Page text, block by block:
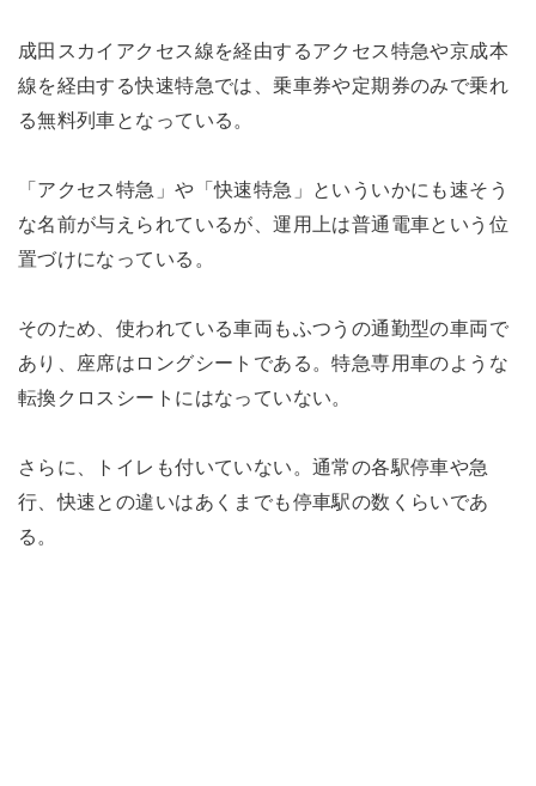
成田スカイアクセス線を経由するアクセス特急や京成本
線を経由する快速特急では、乗車券や定期券のみで乗れ
る無料列車となっている。
「アクセス特急」や「快速特急」といういかにも速そう
な名前が与えられているが、運用上は普通電車という位
置づけになっている。
そのため、使われている車両もふつうの通勤型の車両で
あり、座席はロングシートである。特急専用車のような
転換クロスシートにはなっていない。
さらに、トイレも付いていない。通常の各駅停車や急
行、快速との違いはあくまでも停車駅の数くらいであ
る。